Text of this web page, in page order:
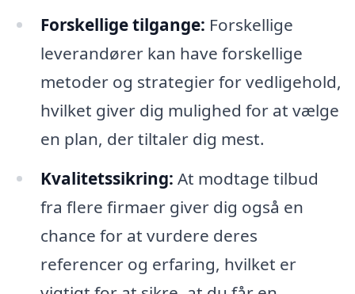
Forskellige tilgange: Forskellige
leverandører kan have forskellige
metoder og strategier for vedligehold,
hvilket giver dig mulighed for at vælge
en plan, der tiltaler dig mest.
Kvalitetssikring: At modtage tilbud
fra flere firmaer giver dig også en
chance for at vurdere deres
referencer og erfaring, hvilket er